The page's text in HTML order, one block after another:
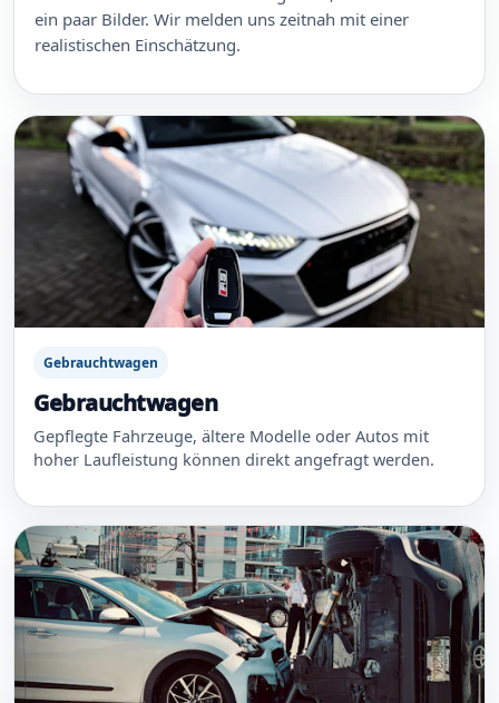
ein paar Bilder. Wir melden uns zeitnah mit einer
realistischen Einschätzung.
Gebrauchtwagen
Gebrauchtwagen
Gepflegte Fahrzeuge, ältere Modelle oder Autos mit
hoher Laufleistung können direkt angefragt werden.